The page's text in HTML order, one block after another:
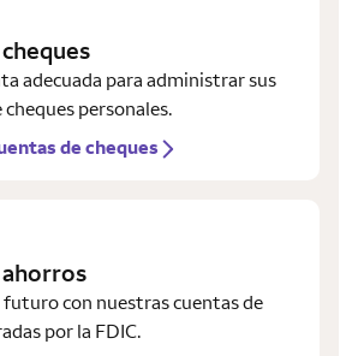
adecuada para administrar sus
cheques personales.
de cheques
con nuestras cuentas de
por la FDIC.